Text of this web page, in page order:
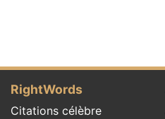
RightWords
Citations célèbre